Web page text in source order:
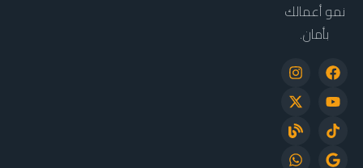
نمو أعمالك
بأمان.